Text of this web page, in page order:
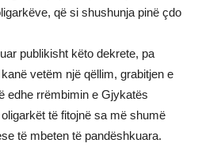
që si shushunja pinë çdo
publikisht këto dekrete, pa
vetëm një qëllim, grabitjen e
edhe rrëmbimin e Gjykatës
të fitojnë sa më shumë
të mbeten të pandëshkuara.